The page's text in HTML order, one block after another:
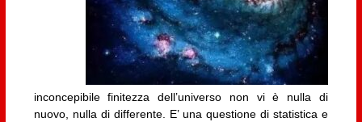
inconcepibile finitezza dell’universo non vi è nulla di
nuovo, nulla di differente. E’ una questione di statistica e